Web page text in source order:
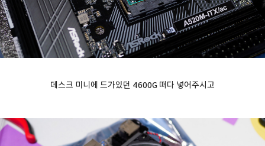
데스크 미니에 드가있던 4600G 뗘다 넣어주시고